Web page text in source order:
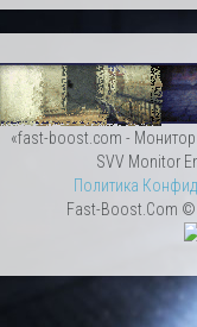
«fast-boost.com -
SVV Monitor
Политика
Fast-Boost.Com